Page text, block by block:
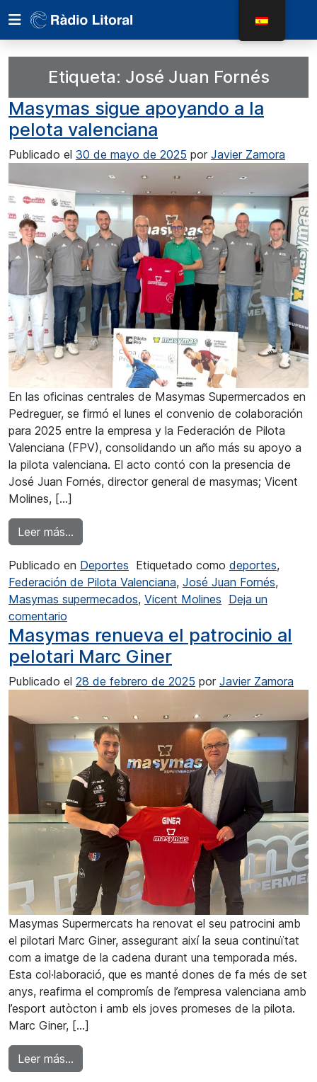
Etiqueta: José Juan Fornés
Masymas sigue apoyando a la
pelota valenciana
Publicado el 30 de mayo de 2025 por Javier Zamora
En las oficinas centrales de Masymas Supermercados en
Pedreguer, se firmó el lunes el convenio de colaboración
para 2025 entre la empresa y la Federación de Pilota
Valenciana (FPV), consolidando un año más su apoyo a
la pilota valenciana. El acto contó con la presencia de
José Juan Fornés, director general de masymas; Vicent
Molines, […]
Leer más…
Publicado en Deportes Etiquetado como deportes,
Federación de Pilota Valenciana, José Juan Fornés,
Masymas supermecados, Vicent Molines Deja un
comentario
Masymas renueva el patrocinio al
pelotari Marc Giner
Publicado el 28 de febrero de 2025 por Javier Zamora
Masymas Supermercats ha renovat el seu patrocini amb
el pilotari Marc Giner, assegurant així la seua continuïtat
com a imatge de la cadena durant una temporada més.
Esta col·laboració, que es manté dones de fa més de set
anys, reafirma el compromís de l’empresa valenciana amb
l’esport autòcton i amb els joves promeses de la pilota.
Marc Giner, […]
Leer más…